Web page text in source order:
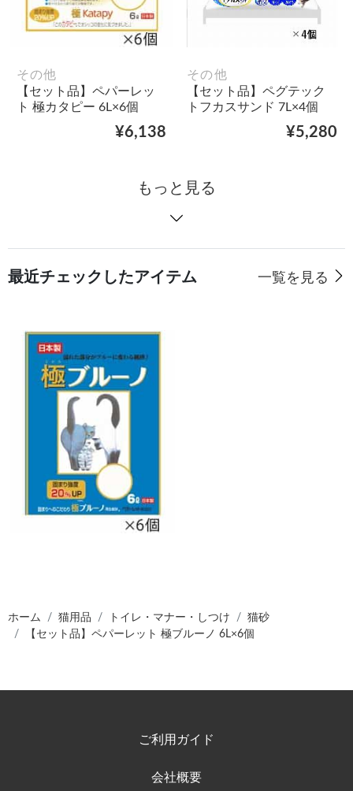
その他
【セット品】ペパーレッ
ト 極カタピー 6L×6個
¥6,138
その他
【セット品】ペグテック
トフカスサンド 7L×4個
¥5,280
もっと見る
最近チェックしたアイテム 一覧を見る
ホーム 猫用品 トイレ・マナー・しつけ
猫砂
【セット品】ペパーレット 極ブルーノ 6L×6個
ご利用ガイド
会社概要